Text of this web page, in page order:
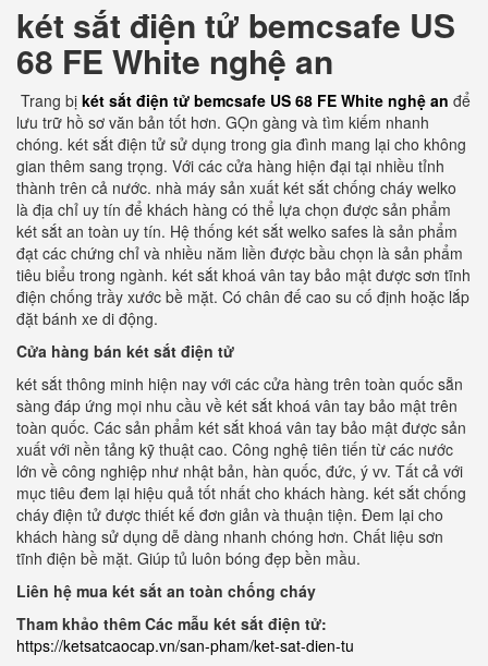
két sắt điện tử bemcsafe US
68 FE White nghệ an
Trang bị két sắt điện tử bemcsafe US 68 FE White nghệ an để
lưu trữ hồ sơ văn bản tốt hơn. GỌn gàng và tìm kiếm nhanh
chóng. két sắt điện tử sử dụng trong gia đình mang lại cho không
gian thêm sang trọng. Với các cửa hàng hiện đại tại nhiều tỉnh
thành trên cả nước. nhà máy sản xuất két sắt chống cháy welko
là địa chỉ uy tín để khách hàng có thể lựa chọn được sản phẩm
két sắt an toàn uy tín. Hệ thống két sắt welko safes là sản phẩm
đạt các chứng chỉ và nhiều năm liền được bầu chọn là sản phẩm
tiêu biểu trong ngành. két sắt khoá vân tay bảo mật được sơn tĩnh
điện chống trầy xước bề mặt. Có chân đế cao su cố định hoặc lắp
đặt bánh xe di động.
Cửa hàng bán két sắt điện tử
két sắt thông minh hiện nay với các cửa hàng trên toàn quốc sẵn
sàng đáp ứng mọi nhu cầu về két sắt khoá vân tay bảo mật trên
toàn quốc. Các sản phẩm két sắt khoá vân tay bảo mật được sản
xuất với nền tảng kỹ thuật cao. Công nghệ tiên tiến từ các nước
lớn về công nghiệp như nhật bản, hàn quốc, đức, ý vv. Tất cả với
mục tiêu đem lại hiệu quả tốt nhất cho khách hàng. két sắt chống
cháy điện tử được thiết kế đơn giản và thuận tiện. Đem lại cho
khách hàng sử dụng dễ dàng nhanh chóng hơn. Chất liệu sơn
tĩnh điện bề mặt. Giúp tủ luôn bóng đẹp bền mầu.
Liên hệ mua két sắt an toàn chống cháy
Tham khảo thêm Các mẫu két sắt điện tử:
https://ketsatcaocap.vn/san-pham/ket-sat-dien-tu